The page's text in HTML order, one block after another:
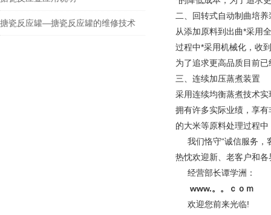
搪瓷反应罐—搪瓷反应罐的维修技术
二、回转式自动制曲培养
从添加原料到出曲*采用
过程中*采用机械化，收
为了追求更高品质目前
三、连续加压蒸煮装置
采用连续均衡蒸煮技术
拥有许多实际业绩，享
的大米等原料处理过程
我们恪守“诚信服务，
热忱欢迎新、老客户和
经营部长谭学洲：
www.。。ｃｏｍ
欢迎您前来光临!